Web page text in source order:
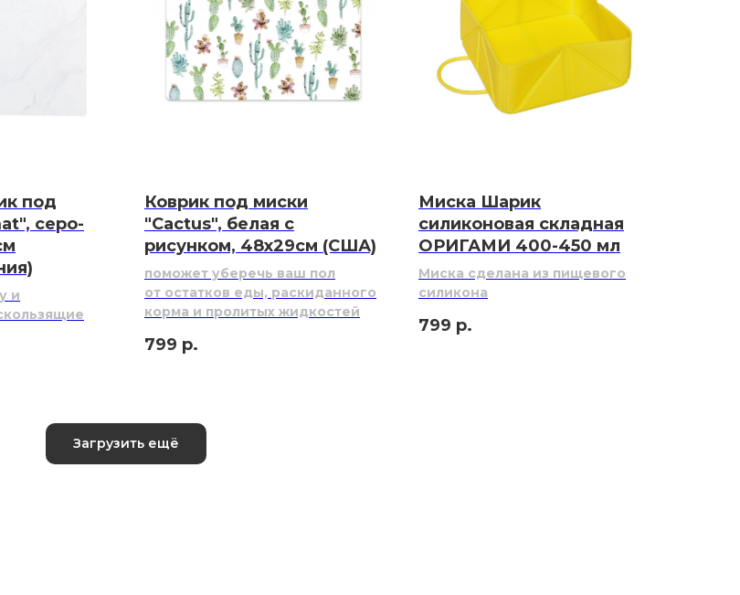
под
серо-
и
Коврик под миски
"Cactus", белая с
рисунком, 48х29см (США)
поможет уберечь ваш пол
от остатков еды, раскиданного
корма и пролитых жидкостей
799 р.
Миска Шарик
силиконовая складная
ОРИГАМИ 400-450 мл
Миска сделана из пищевого
силикона
799 р.
Загрузить ещё